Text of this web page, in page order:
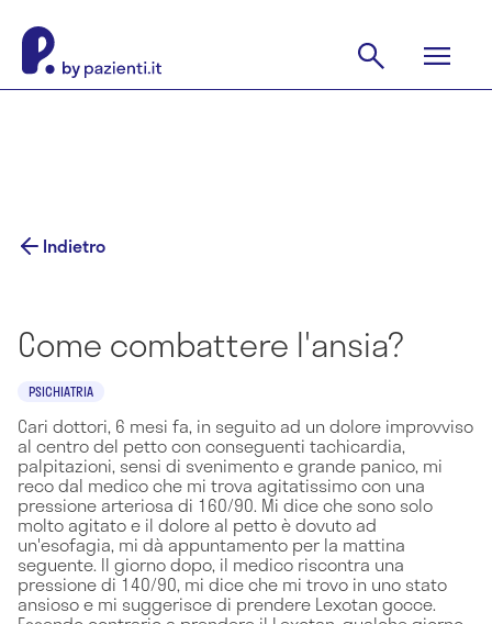
Indietro
Come combattere l'ansia?
PSICHIATRIA
Cari dottori, 6 mesi fa, in seguito ad un dolore improvviso
al centro del petto con conseguenti tachicardia,
palpitazioni, sensi di svenimento e grande panico, mi
reco dal medico che mi trova agitatissimo con una
pressione arteriosa di 160/90. Mi dice che sono solo
molto agitato e il dolore al petto è dovuto ad
un'esofagia, mi dà appuntamento per la mattina
seguente. Il giorno dopo, il medico riscontra una
pressione di 140/90, mi dice che mi trovo in uno stato
ansioso e mi suggerisce di prendere Lexotan gocce.